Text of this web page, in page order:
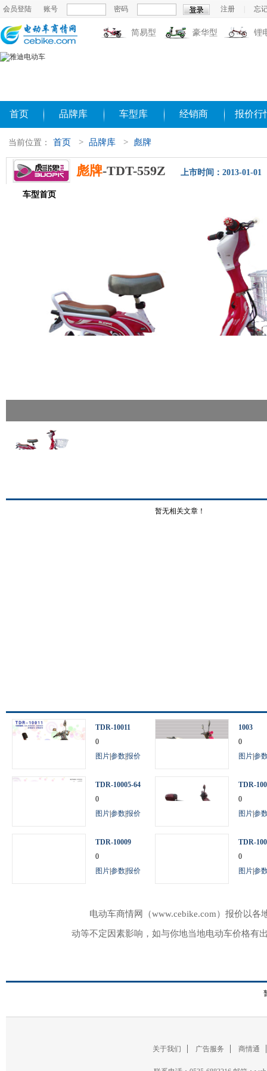
会员登陆 账号 密码 注册 忘
简易型 豪华型 锂
首页 品牌库 车型库 经销商 报价行
当前位置： 首页 > 品牌库 > 彪牌
彪牌-TDT-559Z 上市时间：2013-01-01
车型首页
暂无相关文章！
TDR-10011
0
图片参数报价
1003
0
图片参
TDR-10005-64
V
0
图片参数报价
TDR-
0
图片参
TDR-10009
0
图片参数报价
TDR-
0
图片参
电动车商情网（www.cebike.com）报价以
动等不定因素影响，如与你地当地电动车价格有
关于我们 广告服务 商情通